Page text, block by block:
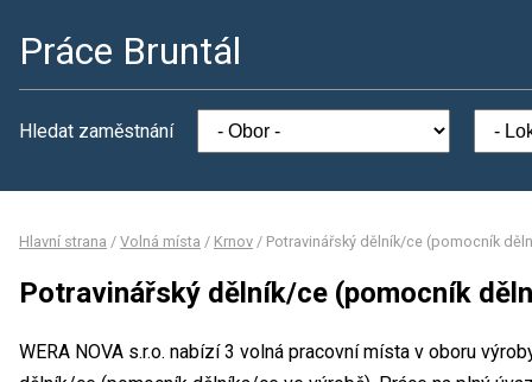
Práce Bruntál
Hledat zaměstnání
Hlavní strana / Volná místa / Krnov / Potravinářský dělník/ce (pomocník
Potravinářský dělník/ce (pomocník
WERA NOVA s.r.o. nabízí 3 volná pracovní místa v oboru